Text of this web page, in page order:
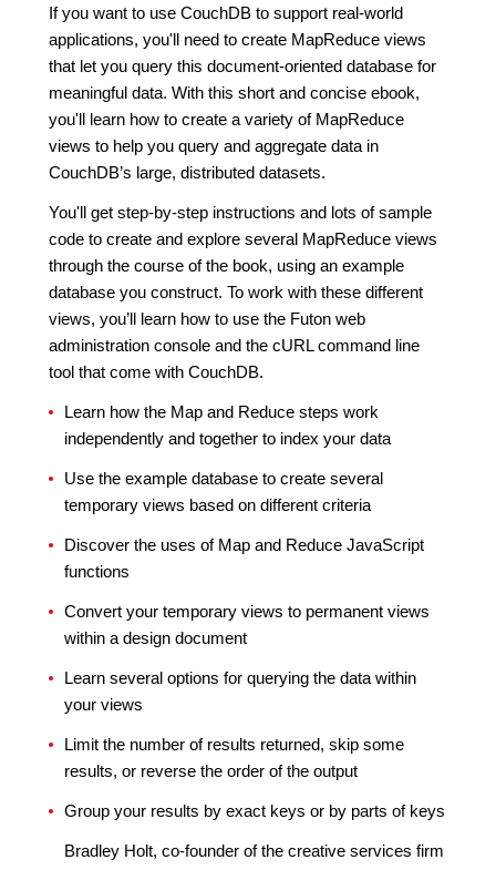
If you want to use CouchDB to support real-world
applications, you'll need to create MapReduce views
that let you query this document-oriented database for
meaningful data. With this short and concise ebook,
you'll learn how to create a variety of MapReduce
views to help you query and aggregate data in
CouchDB’s large, distributed datasets.
You'll get step-by-step instructions and lots of sample
code to create and explore several MapReduce views
through the course of the book, using an example
database you construct. To work with these different
views, you’ll learn how to use the Futon web
administration console and the cURL command line
tool that come with CouchDB.
Learn how the Map and Reduce steps work
independently and together to index your data
Use the example database to create several
temporary views based on different criteria
Discover the uses of Map and Reduce JavaScript
functions
Convert your temporary views to permanent views
within a design document
Learn several options for querying the data within
your views
Limit the number of results returned, skip some
results, or reverse the order of the output
Group your results by exact keys or by parts of keys
Bradley Holt, co-founder of the creative services firm